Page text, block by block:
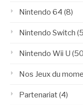
Nintendo 64 (8)
Nintendo Switch
Nintendo Wii U
Nos Jeux du
Partenariat(4)